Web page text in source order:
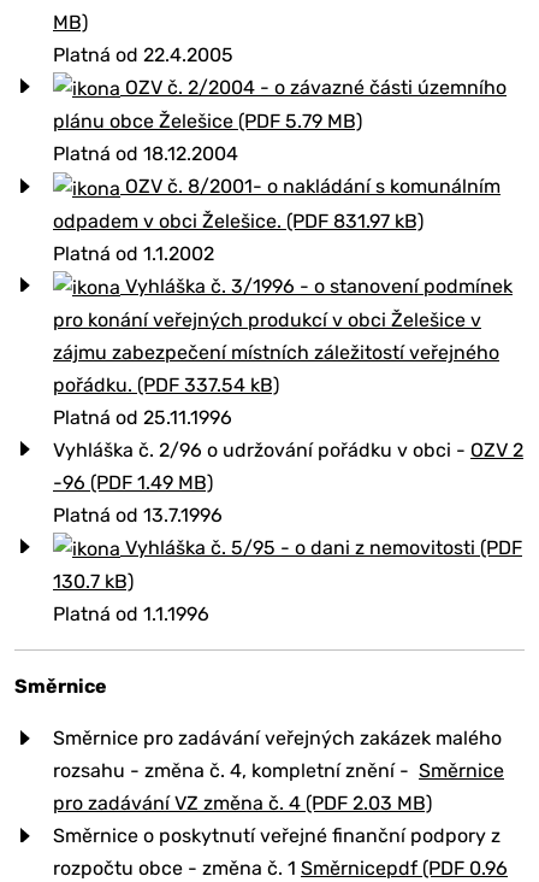
MB)
Platná od 22.4.2005
OZV č. 2/2004 - o závazné části územního
plánu obce Želešice (PDF 5.79 MB)
Platná od 18.12.2004
OZV č. 8/2001- o nakládání s komunálním
odpadem v obci Želešice. (PDF 831.97 kB)
Platná od 1.1.2002
Vyhláška č. 3/1996 - o stanovení podmínek
pro konání veřejných produkcí v obci Želešice v
zájmu zabezpečení místních záležitostí veřejného
pořádku. (PDF 337.54 kB)
Platná od 25.11.1996
Vyhláška č. 2/96 o udržování pořádku v obci - OZV 2
-96 (PDF 1.49 MB)
Platná od 13.7.1996
Vyhláška č. 5/95 - o dani z nemovitosti (PDF
130.7 kB)
Platná od 1.1.1996
Směrnice
Směrnice pro zadávání veřejných zakázek malého
rozsahu - změna č. 4, kompletní znění - Směrnice
pro zadávání VZ změna č. 4 (PDF 2.03 MB)
Směrnice o poskytnutí veřejné finanční podpory z
rozpočtu obce - změna č. 1 Směrnicepdf (PDF 0.96